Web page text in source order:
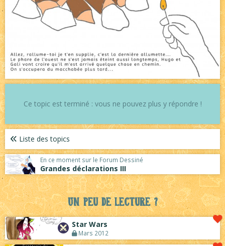
Ce topic est terminé : vous ne pouvez plus y répondre !
Liste des topics
En ce moment sur le Forum Dessiné
Grandes déclarations III
Un peu de lecture ?
Star Wars
Mars 2012